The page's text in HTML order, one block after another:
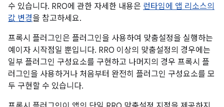
수 있습니다. RRO에 관한 자세한 내용은 런타임에 앱 리소스의
값 변경을 참고하세요.
프록시 플러그인은 플러그인을 사용하여 맞춤설정을 실행하는
예이자 시작점일 뿐입니다. RRO 이상의 맞춤설정의 경우에는
일부 플러그인 구성요소를 구현하고 나머지의 경우 프록시 플
러그인을 사용하거나 처음부터 완전히 플러그인 구성요소를 모
두 구현할 수 있습니다.